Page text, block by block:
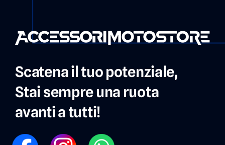
Scatena il tuo potenziale,
Stai sempre una ruota
avanti a tutti!
FB IG WP